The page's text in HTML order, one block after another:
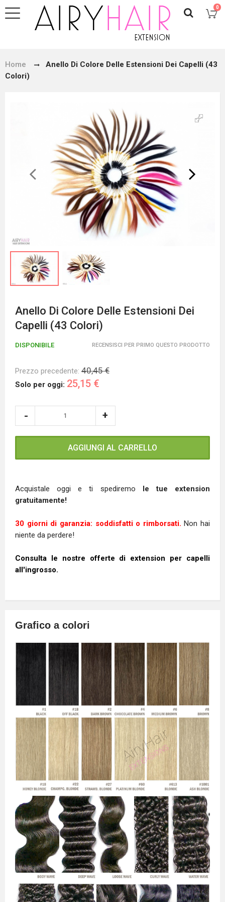
0
Home
Anello Di Colore Delle Estensioni Dei Capelli (43
Colori)
Anello Di Colore Delle Estensioni Dei
Capelli (43 Colori)
RECENSISCI PER PRIMO QUESTO PRODOTTO
DISPONIBILE
Prezzo precedente: 40,45 €
Solo per oggi: 25,15 €
AGGIUNGI AL CARRELLO
Acquistale oggi e ti spediremo le tue extension
gratuitamente!
30 giorni di garanzia: soddisfatti o rimborsati. Non hai
niente da perdere!
Consulta le nostre offerte di extension per capelli
all'ingrosso.
Grafico a colori